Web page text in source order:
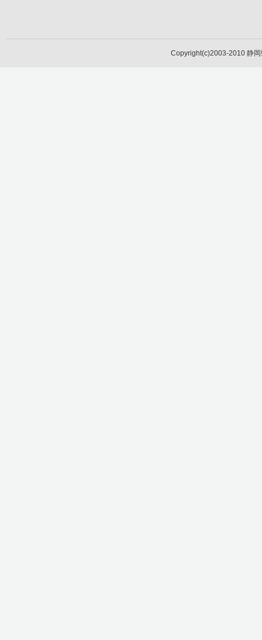
Copyright(c)2003-2010 静